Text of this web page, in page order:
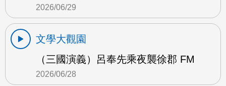
2026/06/29
文學大觀園
（三國演義）呂奉先乘夜襲徐郡 FM
2026/06/28